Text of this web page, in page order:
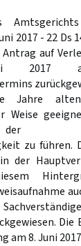
2017 - 22 Ds
auf
Jahre
Weise
zu führen.
der
Die
am 8. Juni